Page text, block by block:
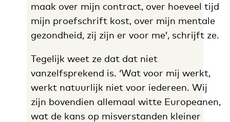
maak over mijn contract, over hoeveel tijd
mijn proefschrift kost, over mijn mentale
gezondheid, zij zijn er voor me’, schrijft ze.
Tegelijk weet ze dat dat niet
vanzelfsprekend is. ‘Wat voor mij werkt,
werkt natuurlijk niet voor iedereen. Wij
zijn bovendien allemaal witte Europeanen,
wat de kans op misverstanden kleiner